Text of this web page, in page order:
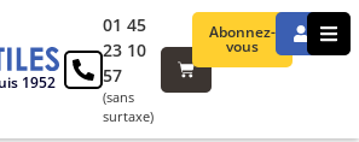
1952
Abonnez-
vous
01 45
23 10
57
(sans
surtaxe)